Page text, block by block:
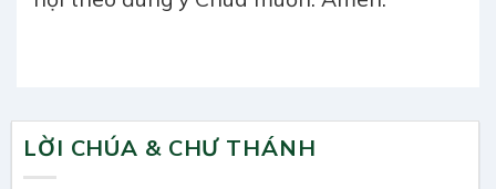
LỜI CHÚA & CHƯ THÁNH